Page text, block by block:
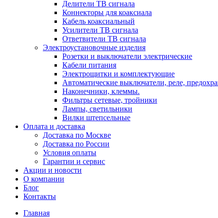
Делители ТВ сигнала
Коннекторы для коаксиала
Кабель коаксиальный
Усилители ТВ сигнала
Ответвители ТВ сигнала
Электроустановочные изделия
Розетки и выключатели электрические
Кабели питания
Электрощитки и комплектующие
Автоматические выключатели, реле,
Наконечники, клеммы.
Фильтры сетевые, тройники
Лампы, светильники
Вилки штепсельные
Оплата и доставка
Доставка по Москве
Доставка по России
Условия оплаты
Гарантии и сервис
Акции и новости
О компании
Блог
Контакты
Главная